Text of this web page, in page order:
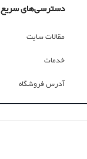
دسترسی‌های سریع
مقالات سایت
خدمات
آدرس فروشگاه